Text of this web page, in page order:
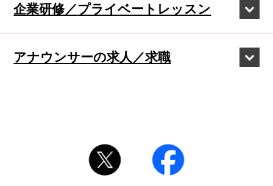
企業研修／プライベートレッスン
アナウンサーの求人／求職